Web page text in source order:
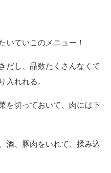
いていこのメニュー！
だし、品数たくさんなくて
入れれる。
を切っておいて、肉には下
酒、豚肉をいれて、揉み込